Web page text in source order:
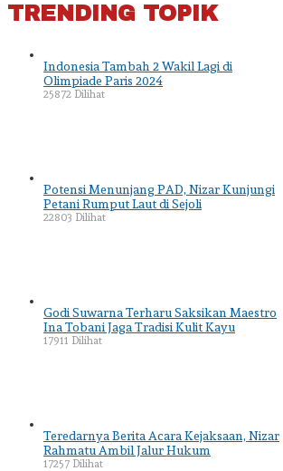
TRENDING TOPIK
Indonesia Tambah 2 Wakil Lagi di
Olimpiade Paris 2024
25872 Dilihat
Potensi Menunjang PAD, Nizar Kunjungi
Petani Rumput Laut di Sejoli
22803 Dilihat
Godi Suwarna Terharu Saksikan Maestro
Ina Tobani Jaga Tradisi Kulit Kayu
17911 Dilihat
Teredarnya Berita Acara Kejaksaan, Nizar
Rahmatu Ambil Jalur Hukum
17257 Dilihat